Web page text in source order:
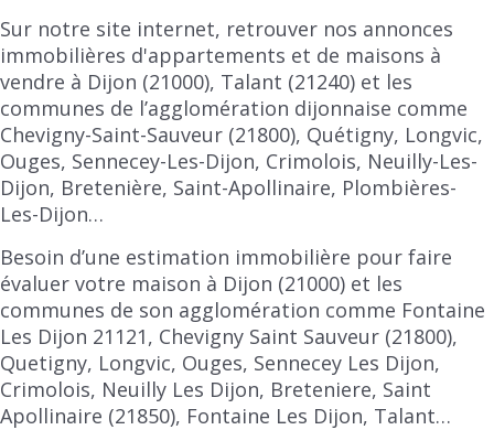
Sur notre site internet, retrouver nos annonces
immobilières d'appartements et de maisons à
vendre à Dijon (21000), Talant (21240) et les
communes de l’agglomération dijonnaise comme
Chevigny-Saint-Sauveur (21800), Quétigny, Longvic,
Ouges, Sennecey-Les-Dijon, Crimolois, Neuilly-Les-
Dijon, Bretenière, Saint-Apollinaire, Plombières-
Les-Dijon…
Besoin d’une estimation immobilière pour faire
évaluer votre maison à Dijon (21000) et les
communes de son agglomération comme Fontaine
Les Dijon 21121, Chevigny Saint Sauveur (21800),
Quetigny, Longvic, Ouges, Sennecey Les Dijon,
Crimolois, Neuilly Les Dijon, Breteniere, Saint
Apollinaire (21850), Fontaine Les Dijon, Talant…